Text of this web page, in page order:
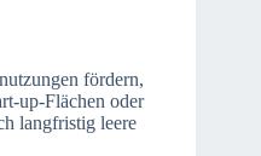
fördern,
up-Flächen oder
langfristig leere